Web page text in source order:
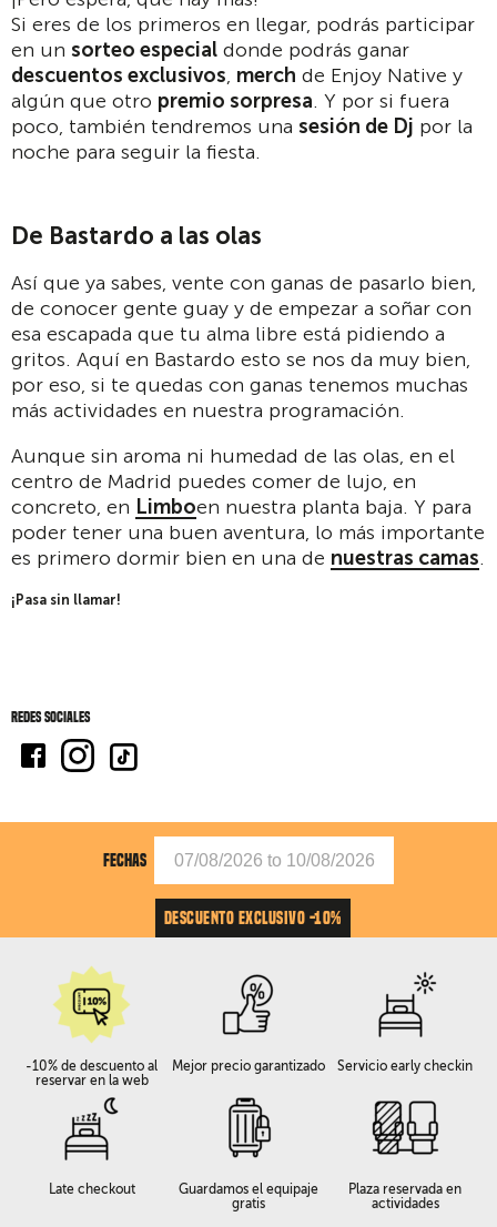
Si eres de los primeros en llegar, podrás participar
en un sorteo especial donde podrás ganar
descuentos exclusivos, merch de Enjoy Native y
algún que otro premio sorpresa. Y por si fuera
poco, también tendremos una sesión de Dj por la
noche para seguir la fiesta.
De Bastardo a las olas
Así que ya sabes, vente con ganas de pasarlo bien,
de conocer gente guay y de empezar a soñar con
esa escapada que tu alma libre está pidiendo a
gritos. Aquí en Bastardo esto se nos da muy bien,
por eso, si te quedas con ganas tenemos muchas
más actividades en nuestra programación.
Aunque sin aroma ni humedad de las olas, en el
centro de Madrid puedes comer de lujo, en
concreto, en Limboen nuestra planta baja. Y para
poder tener una buen aventura, lo más importante
es primero dormir bien en una de nuestras camas.
¡Pasa sin llamar!
Redes sociales
FECHAS
DESCUENTO EXCLUSIVO -10%
-10% de descuento al
reservar en la web
Mejor precio garantizado Servicio early checkin
Late checkout
Guardamos el equipaje
gratis
Plaza reservada en
actividades